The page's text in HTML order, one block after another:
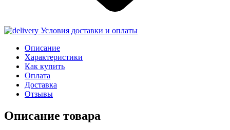
Условия доставки и оплаты
Описание
Характеристики
Как купить
Оплата
Доставка
Отзывы
Описание товара